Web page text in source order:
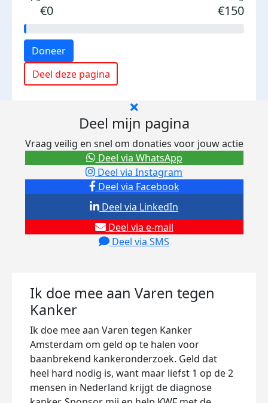
€0 €150
Doneer
Deel deze pagina
Deel mijn pagina
Vraag veilig en snel om donaties voor jouw actie
Deel via Facebook
Deel via Instagram
Deel via e-mail
Deel via SMS
Deel via LinkedIn
Deel via WhatsApp
Ik doe mee aan Varen tegen
Kanker
Ik doe mee aan Varen tegen Kanker
Amsterdam om geld op te halen voor
baanbrekend kankeronderzoek. Geld dat
heel hard nodig is, want maar liefst 1 op de 2
mensen in Nederland krijgt de diagnose